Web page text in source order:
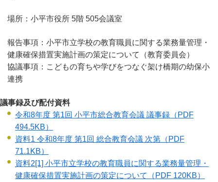
場所：小平市役所 5階 505会議室
報告事項：小平市立学校の教育職員に関する業務量管理・
健康確保措置実施計画の策定について（教育委員会）
協議事項：こどもの育ちや学びをつなぐ架け橋期の幼保小
連携
議事録及び配付資料
令和8年度 第1回 小平市総合教育会議 議事録 （PDF
494.5KB）
資料1 令和8年度 第1回 総合教育会議 次第 （PDF
71.1KB）
資料2[1] 小平市立学校の教育職員に関する業務量管理・
健康確保措置実施計画の策定について
（PDF 120KB）